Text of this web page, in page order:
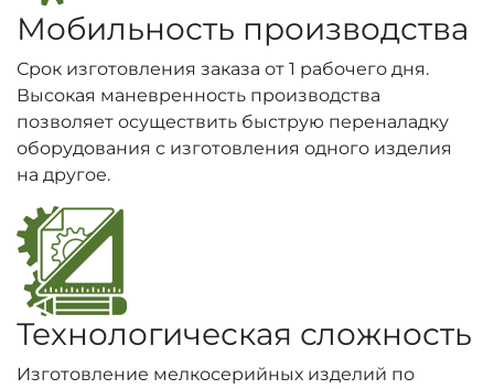
Мобильность производства
Срок изготовления заказа от 1 рабочего дня.
Высокая маневренность производства
позволяет осуществить быструю переналадку
оборудования с изготовления одного изделия
на другое.
Технологическая сложность
Изготовление мелкосерийных изделий по